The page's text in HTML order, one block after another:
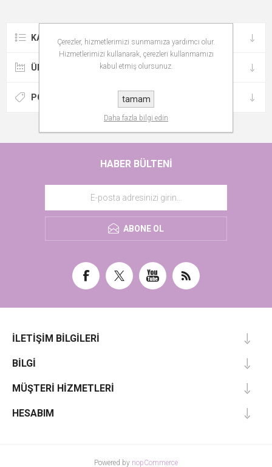
KATEGORILER
ÜRETICILER
POPÜLER ETIKETLER
HABER BÜLTENI
ABONE OL
İLETIŞIM BILGILERI
BILGI
MÜŞTERI HIZMETLERI
HESABIM
Powered by nopCommerce
Çerezler, hizmetlerimizi sunmamıza yardımcı olur.
Hizmetlerimizi kullanarak, çerezleri kullanmamızı
kabul etmiş olursunuz.
tamam
Daha fazla bilgi edin